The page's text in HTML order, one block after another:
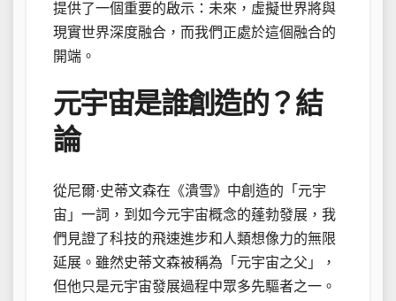
提供了一個重要的啟示：未來，虛擬世界將與
現實世界深度融合，而我們正處於這個融合的
開端。
元宇宙是誰創造的？結
論
從尼爾·史蒂文森在《潰雪》中創造的「元宇
宙」一詞，到如今元宇宙概念的蓬勃發展，我
們見證了科技的飛速進步和人類想像力的無限
延展。雖然史蒂文森被稱為「元宇宙之父」，
但他只是元宇宙發展過程中眾多先驅者之一。